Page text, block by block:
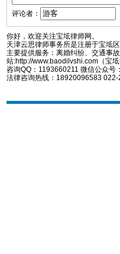
评论者：
你好，欢迎关注宝坻律师网。
天津云思律师事务所是注册于宝坻
主要提供服务：离婚纠纷、交通事
站:http://www.baodilvshi.com（宝坻
咨询QQ：1193660211 微信公众号
法律咨询热线：18920096583